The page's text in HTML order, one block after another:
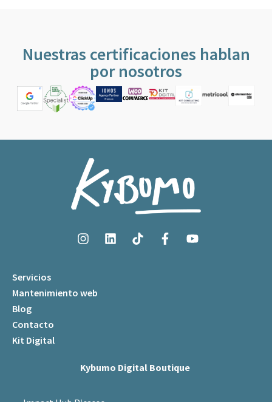
Nuestras certificaciones hablan
por nosotros
Servicios
Mantenimiento web
Blog
Contacto
Kit Digital
Kybumo Digital Boutique